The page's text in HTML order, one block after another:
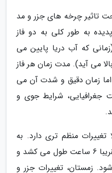
تاثیر چرخه های جزر و مد
به طور کلی به دو فاز
که آب دریا پایین می
می آید). مدت زمان هر فاز
است. اما زمان دقیق و شدت آن می
جغرافیایی، شرایط جوی و
تغییرات منظم تری دارد. به
این ترتیب هر فاز جزر و مد تقریبا 6 ساعت طول می کشد و
زمستان، تغییرات جزر و